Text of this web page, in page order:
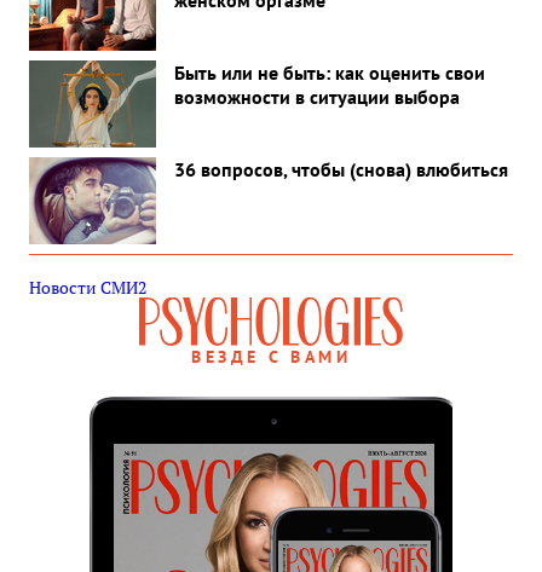
Быть или не быть: как оценить свои
возможности в ситуации выбора
36 вопросов, чтобы (снова) влюбиться
Новости СМИ2
ВЕЗДЕ С ВАМИ